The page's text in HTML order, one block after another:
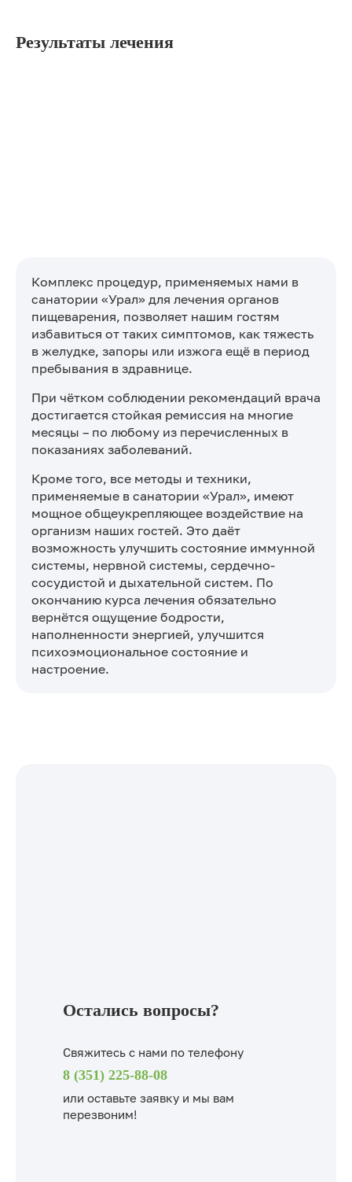
Результаты лечения
Комплекс процедур, применяемых нами в
санатории «Урал» для лечения органов
пищеварения, позволяет нашим гостям
избавиться от таких симптомов, как тяжесть
в желудке, запоры или изжога ещё в период
пребывания в здравнице.
При чётком соблюдении рекомендаций врача
достигается стойкая ремиссия на многие
месяцы – по любому из перечисленных в
показаниях заболеваний.
Кроме того, все методы и техники,
применяемые в санатории «Урал», имеют
мощное общеукрепляющее воздействие на
организм наших гостей. Это даёт
возможность улучшить состояние иммунной
системы, нервной системы, сердечно-
сосудистой и дыхательной систем. По
окончанию курса лечения обязательно
вернётся ощущение бодрости,
наполненности энергией, улучшится
психоэмоциональное состояние и
настроение.
Остались вопросы?
Свяжитесь с нами по телефону
8 (351) 225-88-08
или оставьте заявку и мы вам
перезвоним!